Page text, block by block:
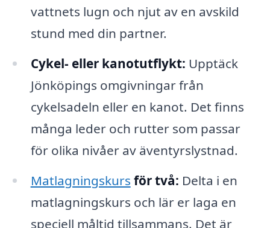
vattnets lugn och njut av en avskild
stund med din partner.
Cykel- eller kanotutflykt: Upptäck
Jönköpings omgivningar från
cykelsadeln eller en kanot. Det finns
många leder och rutter som passar
för olika nivåer av äventyrslystnad.
Matlagningskurs för två: Delta i en
matlagningskurs och lär er laga en
speciell måltid tillsammans. Det är